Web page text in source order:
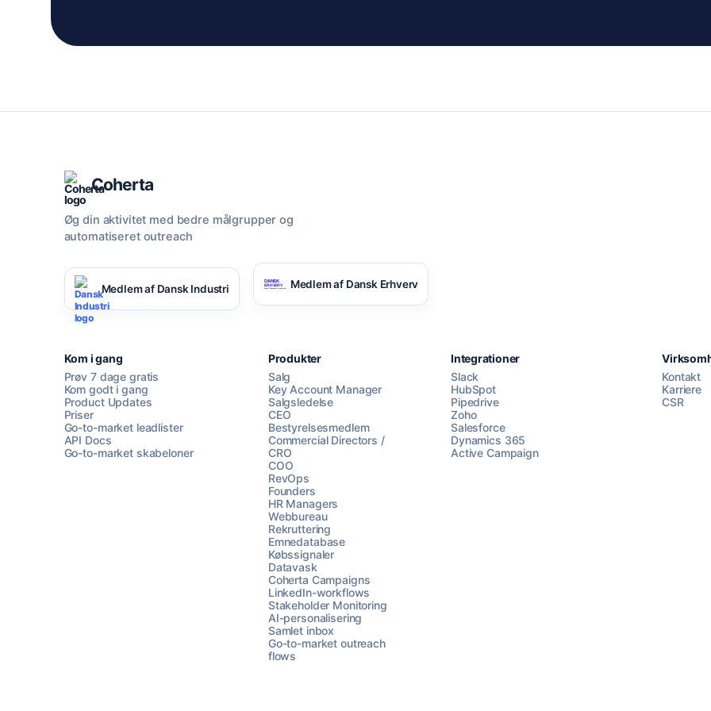
Coherta
Øg din aktivitet med bedre målgrupper og
automatiseret outreach
Medlem af Dansk Industri Medlem af Dansk Erhverv
Kom i gang
Prøv 7 dage gratis
Kom godt i gang
Product Updates
Priser
Go-to-market leadlister
API Docs
Go-to-market skabeloner
Produkter
Salg
Key Account Manager
Salgsledelse
CEO
Bestyrelsesmedlem
Commercial Directors /
CRO
COO
RevOps
Founders
HR Managers
Webbureau
Rekruttering
Emnedatabase
Købssignaler
Datavask
Coherta Campaigns
LinkedIn-workflows
Stakeholder Monitoring
AI-personalisering
Samlet inbox
Go-to-market outreach
flows
Integrationer
Slack
HubSpot
Pipedrive
Zoho
Salesforce
Dynamics 365
Active Campaign
Kontakt
Karriere
CSR